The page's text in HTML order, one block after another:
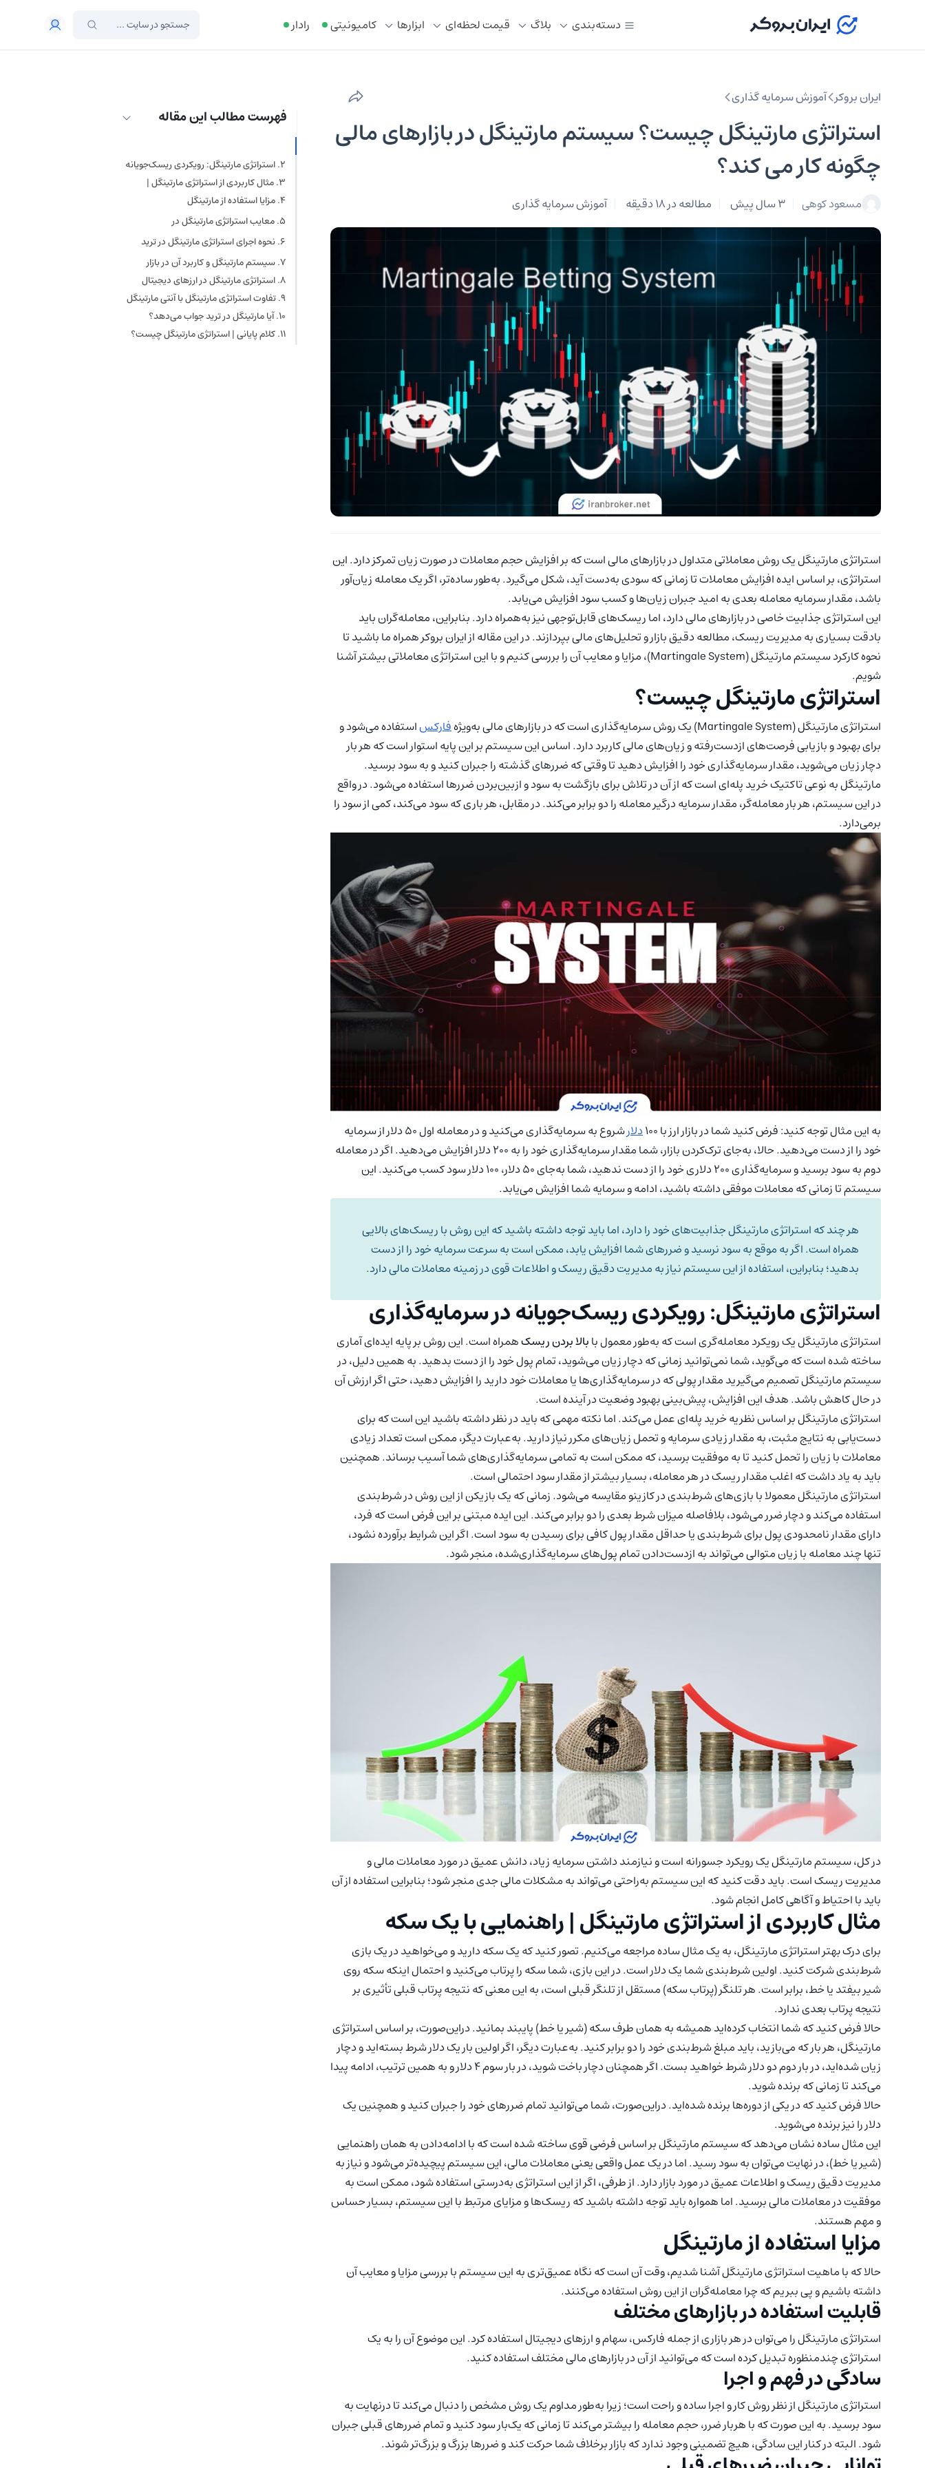
دسته‌بندی بلاگ قیمت لحظه‌ای ابزار‌ها کامیونیتی رادار
ایران بروکر آموزش سرمایه گذاری
استراتژی مارتینگل چیست؟ سیستم مارتینگل در بازارهای مالی
چگونه کار می کند؟
مسعود کوهی 3 سال پیش مطالعه در 18 دقیقه آموزش سرمایه گذاری
استراتژی مارتینگل یک روش معاملاتی متداول در بازارهای مالی است که بر افزایش حجم معاملات در صورت زیان تمرکز دارد. این
استراتژی، بر اساس ایده افزایش معاملات تا زمانی که سودی به‌دست آید، شکل می‌گیرد. به‌طور ساده‌تر، اگر یک معامله زیان‌آور
باشد، مقدار سرمایه معامله بعدی به امید جبران زیان‌ها و کسب سود افزایش می‌یابد.
این استراتژی جذابیت خاصی در بازارهای مالی دارد، اما ریسک‌های قابل‌توجهی نیز به‌همراه دارد. بنابراین، معامله‌گران باید
بادقت بسیاری به مدیریت ریسک، مطالعه دقیق بازار و تحلیل‌های مالی بپردازند. در این مقاله از ایران بروکر همراه ما باشید تا
نحوه کارکرد سیستم مارتینگل (Martingale System)، مزایا و معایب آن را بررسی کنیم و با این استراتژی معاملاتی بیشتر آشنا
شویم.
استراتژی مارتینگل چیست؟
استراتژی مارتینگل (Martingale System) یک روش سرمایه‌گذاری است که در بازارهای مالی به‌ویژه فارکساستفاده می‌شود و
برای بهبود و بازیابی فرصت‌های ازدست‌رفته و زیان‌های مالی کاربرد دارد. اساس این سیستم بر این پایه استوار است که هر بار
دچار زیان می‌شوید، مقدار سرمایه‌گذاری خود را افزایش دهید تا وقتی که ضررهای گذشته را جبران کنید و به سود برسید.
مارتینگل به نوعی تاکتیک خرید پله‌ای است که از آن در تلاش برای بازگشت به سود و ازبین‌بردن ضررها استفاده می‌شود. در واقع
در این سیستم، هر بار معامله‌گر، مقدار سرمایه درگیر معامله را دو برابر می‌کند. در مقابل، هر باری که سود می‌کند، کمی از سود را
برمی‌دارد.
به این مثال توجه کنید: فرض کنید شما در بازار ارز با ۱۰۰ دلار
شروع به سرمایه‌گذاری می‌کنید و در معامله اول ۵۰ دلار از سرمایه
خود را از دست می‌دهید. حالا، به‌جای ترک‌کردن بازار، شما مقدار سرمایه‌گذاری خود را به ۲۰۰ دلار افزایش می‌دهید. اگر در معامله
دوم به سود برسید و سرمایه‌گذاری ۲۰۰ دلاری خود را از دست ندهید، شما به‌جای ۵۰ دلار، ۱۰۰ دلار سود کسب می‌کنید. این
سیستم تا زمانی که معاملات موفقی داشته باشید، ادامه و سرمایه شما افزایش می‌یابد.
هر چند که استراتژی مارتینگل جذابیت‌های خود را دارد، اما باید توجه داشته باشید که این روش با ریسک‌های بالایی
همراه است. اگر به موقع به سود نرسید و ضررهای شما افزایش یابد، ممکن است به سرعت سرمایه‌ خود را از دست
بدهید؛ بنابراین، استفاده از این سیستم نیاز به مدیریت دقیق ریسک و اطلاعات قوی در زمینه معاملات مالی دارد.
استراتژی مارتینگل: رویکردی ریسک‌جویانه در سرمایه‌گذاری
استراتژی مارتینگل یک رویکرد معامله‌گری است که به‌طور معمول بابالا بردن ریسکهمراه است. این روش بر پایه ایده‌ای آماری
ساخته شده است که می‌گوید، شما نمی‌توانید زمانی که دچار زیان می‌شوید، تمام پول خود را از دست بدهید. به همین دلیل، در
سیستم مارتینگل تصمیم می‌گیرید مقدار پولی که در سرمایه‌گذاری‌ها یا معاملات خود دارید را افزایش دهید، حتی اگر ارزش آن
در حال کاهش باشد. هدف این افزایش، پیش‌بینی بهبود وضعیت در آینده است.
استراتژی مارتینگل بر اساس نظریه خرید پله‌ای عمل می‌کند. اما نکته مهمی که باید در نظر داشته باشید این است که برای
دست‌یابی به نتایج مثبت، به مقدار زیادی سرمایه و تحمل زیان‌های مکرر نیاز دارید. به‌عبارت دیگر، ممکن است تعداد زیادی
معاملات با زیان را تحمل کنید تا به موفقیت برسید، که ممکن است به تمامی سرمایه‌گذاری‌های شما آسیب برساند. همچنین
باید به یاد داشت که اغلب مقدار ریسک در هر معامله، بسیار بیشتر از مقدار سود احتمالی است.
استراتژی مارتینگل معمولا با بازی‌های شرط‌بندی در کازینو مقایسه می‌شود. زمانی که یک بازیکن از این روش در شرط‌بندی
استفاده می‌کند و دچار ضرر می‌شود، بلافاصله میزان شرط بعدی را دو برابر می‌کند. این ایده مبتنی بر این فرض است که فرد،
دارای مقدار نامحدودی پول برای شرط‌بندی یا حداقل مقدار پول کافی برای رسیدن به سود است. اگر این شرایط برآورده نشود،
تنها چند معامله با زیان متوالی می‌تواند به ازدست‌دادن تمام پول‌های سرمایه‌گذاری‌شده، منجر شود.
در کل، سیستم مارتینگل یک رویکرد جسورانه است و نیازمند داشتن سرمایه زیاد، دانش عمیق در مورد معاملات مالی و
مدیریت ریسک است. باید دقت کنید که این سیستم به‌راحتی می‌تواند به مشکلات مالی جدی منجر شود؛ بنابراین استفاده از آن
باید با احتیاط و آگاهی کامل انجام شود.
مثال کاربردی از استراتژی مارتینگل | راهنمایی با یک سکه
برای درک بهتر استراتژی مارتینگل، به یک مثال ساده مراجعه می‌کنیم. تصور کنید که یک سکه دارید و می‌خواهید در یک بازی
شرط‌بندی شرکت کنید. اولین شرط‌بندی شما یک دلار است. در این بازی، شما سکه را پرتاب می‌کنید و احتمال اینکه سکه روی
شیر بیفتد یا خط، برابر است. هر تلنگر (پرتاب سکه) مستقل از تلنگر قبلی است، به این معنی که نتیجه پرتاب قبلی تأثیری بر
نتیجه پرتاب بعدی ندارد.
حالا فرض کنید که شما انتخاب کرده‌اید همیشه به همان طرف سکه (شیر یا خط) پایبند بمانید. دراین‌صورت، بر اساس استراتژی
مارتینگل، هر بار که می‌بازید، باید مبلغ شرط‌بندی خود را دو برابر کنید. به‌عبارت دیگر، اگر اولین بار یک دلار شرط بسته‌اید و دچار
زیان شده‌اید، در بار دوم دو دلار شرط خواهید بست. اگر همچنان دچار باخت شوید، در بار سوم ۴ دلار و به همین ترتیب، ادامه پیدا
می‌کند تا زمانی که برنده شوید.
حالا فرض کنید که در یکی از دوره‌ها برنده شده‌اید. دراین‌صورت، شما می‌توانید تمام ضررهای خود را جبران کنید و همچنین یک
دلار را نیز برنده می‌شوید.
این مثال ساده نشان می‌دهد که سیستم مارتینگل بر اساس فرضی قوی ساخته شده است که با ادامه‌دادن به همان راهنمایی
(شیر یا خط)، در نهایت می‌توان به سود رسید. اما در یک عمل واقعی یعنی معاملات مالی، این سیستم پیچیده‌تر می‌شود و نیاز به
مدیریت دقیق ریسک و اطلاعات عمیق در مورد بازار دارد. از طرفی، اگر از این استراتژی به‌درستی استفاده شود، ممکن است به
موفقیت در معاملات مالی برسید. اما همواره باید توجه داشته باشید که ریسک‌ها و مزایای مرتبط با این سیستم، بسیار حساس
و مهم هستند.
مزایا استفاده از مارتینگل
حالا که با ماهیت استراتژی مارتینگل آشنا شدیم، وقت آن است که نگاه عمیق‌تری به این سیستم با بررسی مزایا و معایب آن
داشته باشیم و پی ببریم که چرا معامله‌گران از این روش استفاده می‌کنند.
قابلیت استفاده در بازارهای مختلف
استراتژی مارتینگل را می‌توان در هر بازاری از جمله فارکس، سهام و ارزهای دیجیتال استفاده کرد. این موضوع آن را به یک
استراتژی چندمنظوره تبدیل کرده است که می‌توانید از آن در بازارهای مالی مختلف استفاده کنید.
سادگی در فهم و اجرا
استراتژی مارتینگل از نظر روش کار و اجرا ساده و راحت است؛ زیرا به‌طور مداوم یک روش مشخص را دنبال می‌کند تا درنهایت به
سود برسید. به این صورت که با هربار ضرر، حجم معامله را بیشتر می‌کند تا زمانی که یک‌بار سود کنید و تمام ضررهای قبلی جبران
شود. البته در کنار این سادگی، هیچ تضمینی وجود ندارد که بازار برخلاف شما حرکت کند و ضررها بزرگ و بزرگ‌تر شوند.
فهرست مطالب این مقاله
استراتژی مارتینگل چیست؟
استراتژی مارتینگل: رویکردی ریسک‌جویانه
در سرمایه‌گذاری
مثال کاربردی از استراتژی مارتینگل |
راهنمایی با یک سکه
مزایا استفاده از مارتینگل
قابلیت استفاده در بازارهای
سادگی در فهم و اجرا
توانایی جبران ضررهای قبلی
مناسب بازارهای پر نوسان
معایب استراتژی مارتینگل در
سرمایه‌گذاری
محدودیت‌های صرافی‌ها
افزایش مکرر مبلغ سرمایه‌گذاری
هزینه‌های تراکنش
متوقف شدن معاملات
ریسک بالا
تمام شدن سرمایه
نحوه اجرای استراتژی مارتینگل در ترید
مراحل اجرای مارتینگل در ترید
مثال واقعی از اجرای مارتینگل در
ترید
سیستم مارتینگل و کاربرد آن در بازار
فارکس
استراتژی مارتینگل در ارزهای دیجیتال
چگونه کار می‌کند؟
تفاوت استراتژی مارتینگل با آنتی مارتینگل
آیا مارتینگل در ترید جواب می‌دهد؟
کلام پایانی | استراتژی مارتینگل چیست؟